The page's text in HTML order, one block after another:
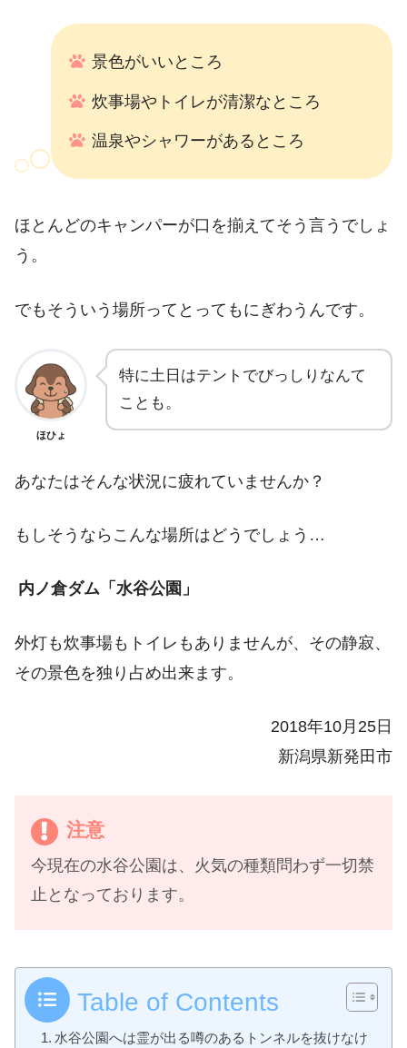
景色がいいところ
炊事場やトイレが清潔なところ
温泉やシャワーがあるところ
ほとんどのキャンパーが口を揃えてそう言うでしょ
う。
でもそういう場所ってとってもにぎわうんです。
ほひょ
特に土日はテントでびっしりなんて
ことも。
あなたはそんな状況に疲れていませんか？
もしそうならこんな場所はどうでしょう…
内ノ倉ダム「水谷公園」
外灯も炊事場もトイレもありませんが、その静寂、
その景色を独り占め出来ます。
2018年10月25日
新潟県新発田市
注意
今現在の水谷公園は、火気の種類問わず一切禁
止となっております。
Table of Contents
水谷公園へは霊が出る噂のあるトンネルを抜けなけ